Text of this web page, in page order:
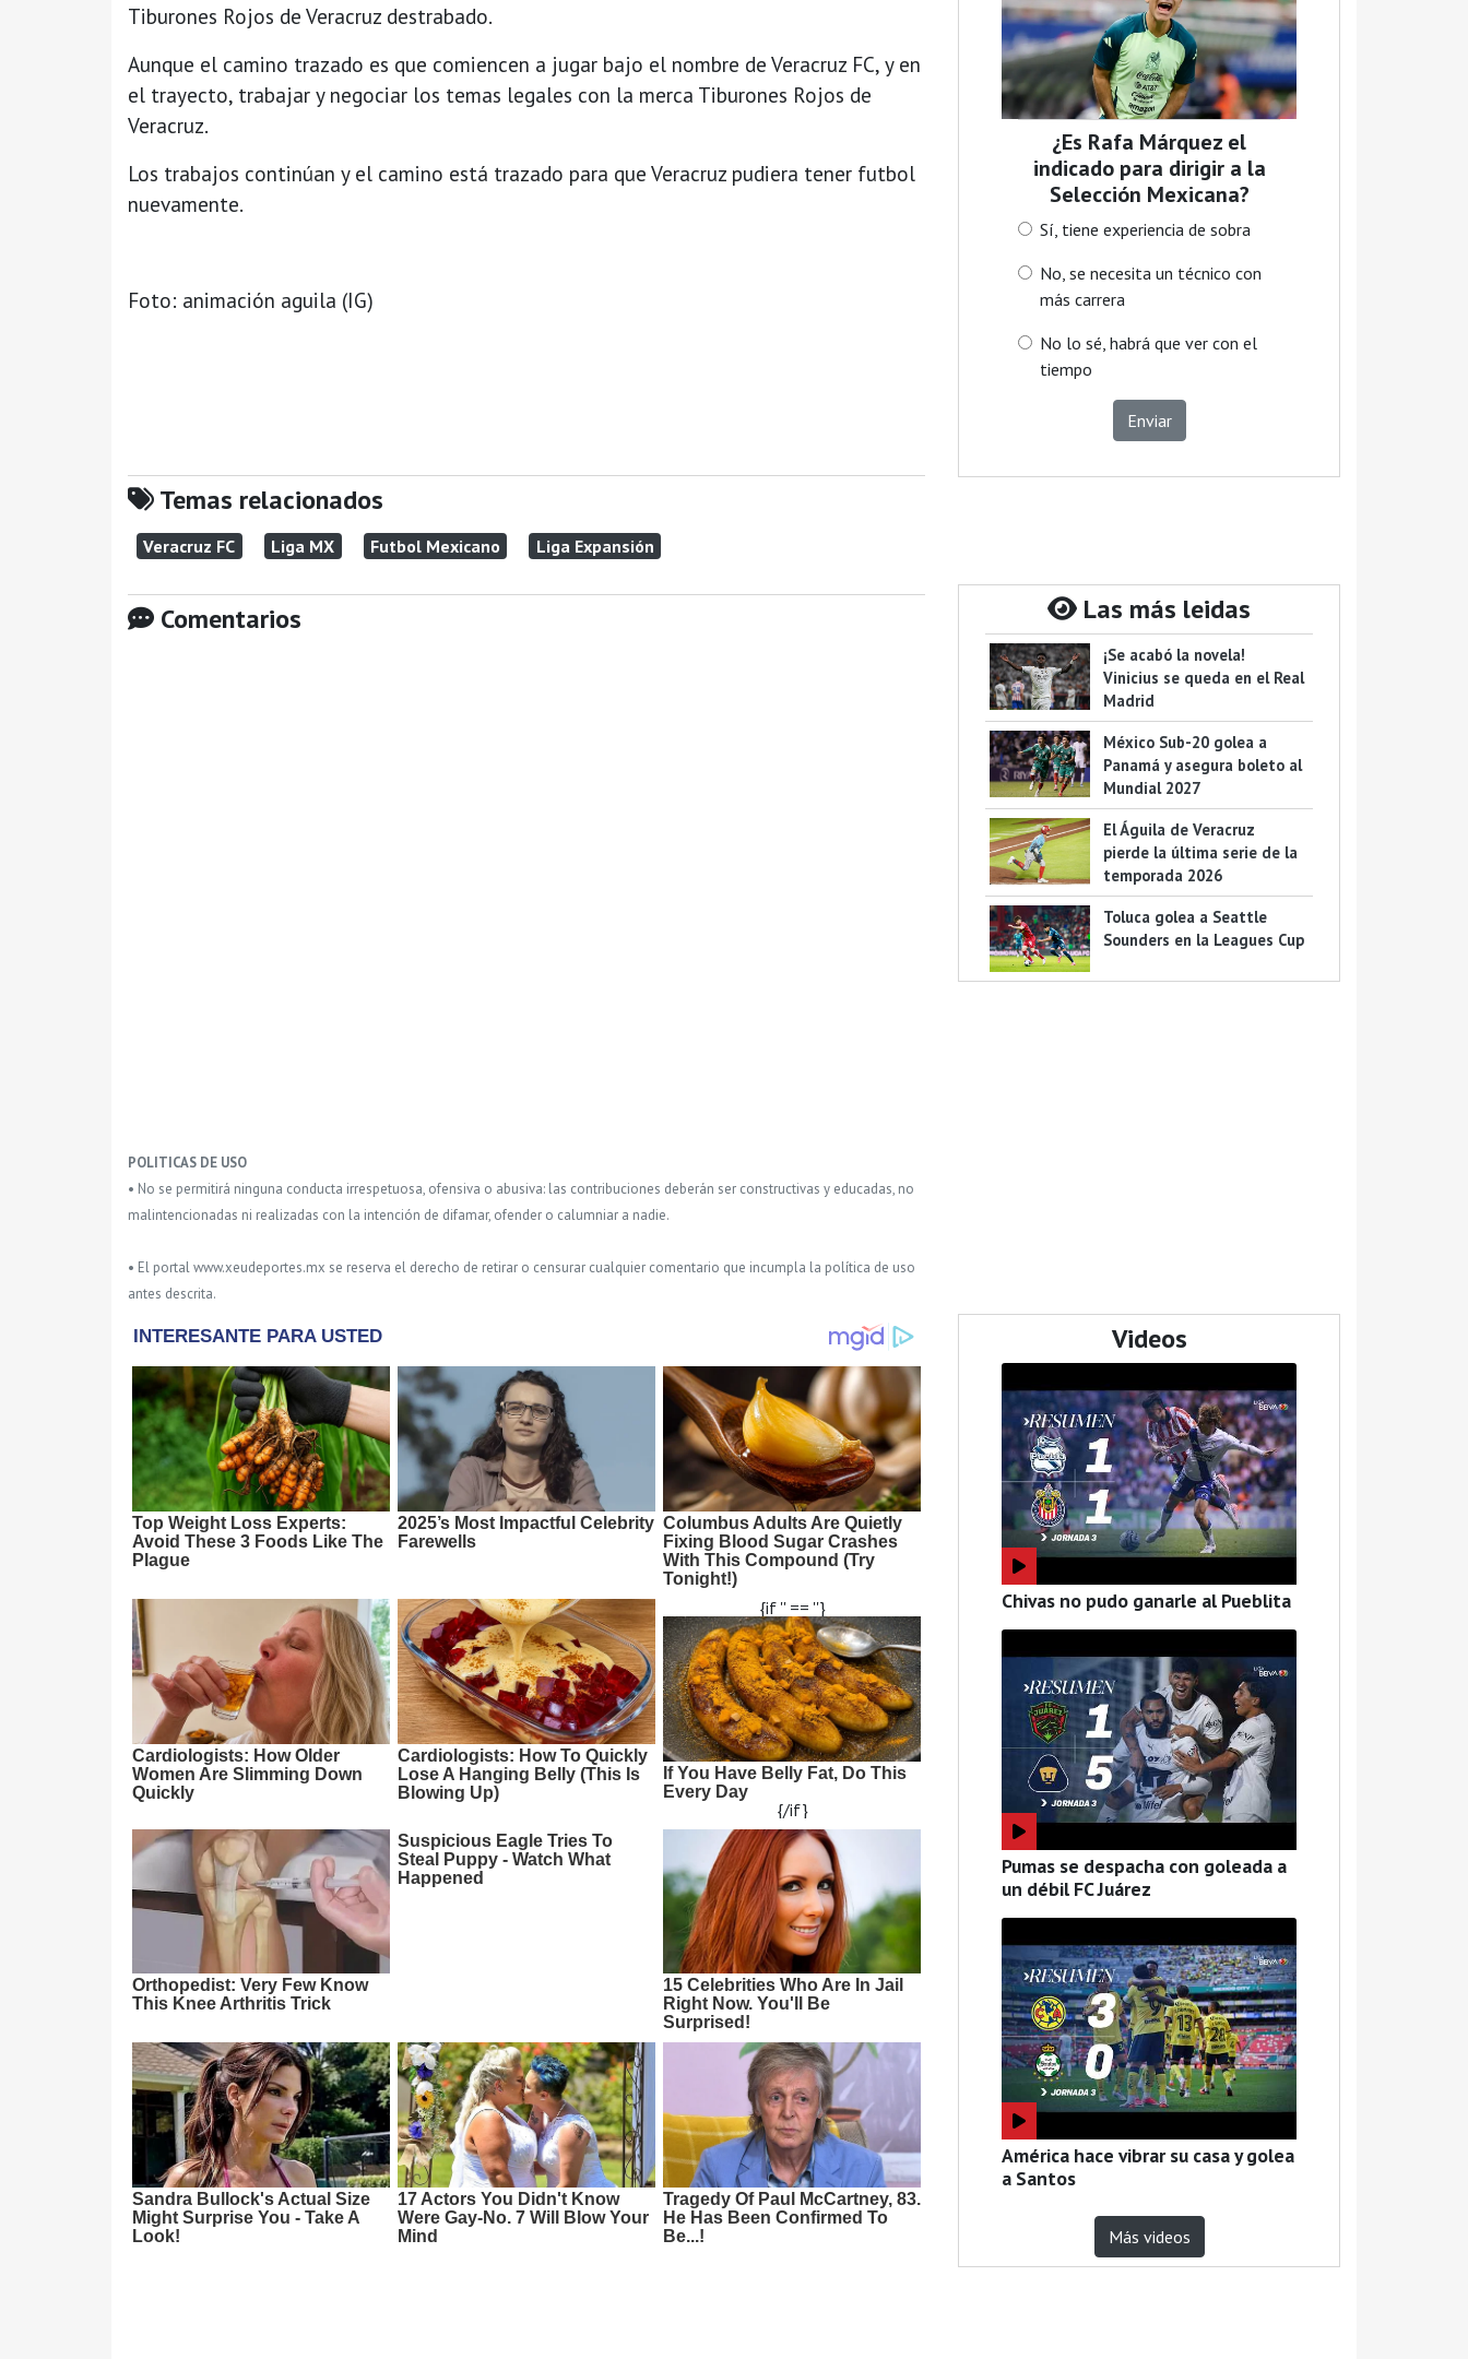
Tiburones Rojos de Veracruz destrabado.
Aunque el camino trazado es que comiencen a jugar bajo el nombre de Veracruz FC, y en
el trayecto, trabajar y negociar los temas legales con la merca Tiburones Rojos de
Veracruz.
Los trabajos continúan y el camino está trazado para que Veracruz pudiera tener futbol
nuevamente.
Foto: animación aguila (IG)
Temas relacionados
Veracruz FC Liga MX Futbol Mexicano Liga Expansión
Comentarios
POLITICAS DE USO
• No se permitirá ninguna conducta irrespetuosa, ofensiva o abusiva: las contribuciones deberán ser constructivas y educadas, no
malintencionadas ni realizadas con la intención de difamar, ofender o calumniar a nadie.
• El portal www.xeudeportes.mx se reserva el derecho de retirar o censurar cualquier comentario que incumpla la política de uso
antes descrita.
¿Es Rafa Márquez el
indicado para dirigir a la
Selección Mexicana?
Sí, tiene experiencia de sobra
No, se necesita un técnico con
más carrera
No lo sé, habrá que ver con el
tiempo
Enviar
Las más leidas
¡Se acabó la novela!
Vinicius se queda en el Real
Madrid
México Sub-20 golea a
Panamá y asegura boleto al
Mundial 2027
El Águila de Veracruz
pierde la última serie de la
temporada 2026
Toluca golea a Seattle
Sounders en la Leagues Cup
Videos
Chivas no pudo ganarle al Pueblita
Pumas se despacha con goleada a
un débil FC Juárez
América hace vibrar su casa y golea
a Santos
Más videos